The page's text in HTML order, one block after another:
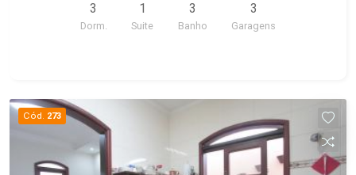
despensa, área gourmet, área superior para
festas. Venha conhecer...!!
3
Dorm.
1
Suite
3
Banho
3
Garagens
Cód. 273